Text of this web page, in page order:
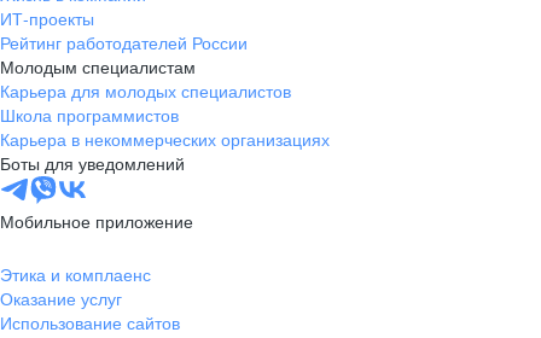
ИТ-проекты
Рейтинг работодателей России
Молодым специалистам
Карьера для молодых специалистов
Школа программистов
Карьера в некоммерческих организациях
Боты для уведомлений
Мобильное приложение
Этика и комплаенс
Оказание услуг
Использование сайтов